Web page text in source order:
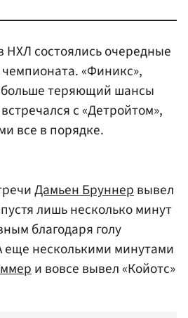
НХЛ состоялись очередные
«Финикс»,
теряющий шансы
с «Детройтом»,
все в порядке.
Дамьен Бруннервывел
лишь несколько минут
благодаря голу
еще несколькими минутами
и вовсе вывел «Койотс»